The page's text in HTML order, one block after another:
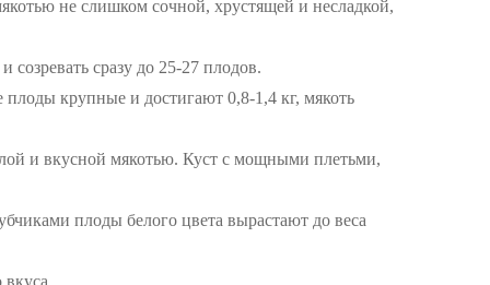
не слишком сочной, хрустящей и несладкой,
сразу до 25-27 плодов.
крупные и достигают 0,8-1,4 кг, мякоть
и вкусной мякотью. Куст с мощными плетьми,
плоды белого цвета вырастают до веса